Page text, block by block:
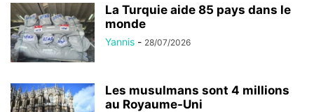
La Turquie aide 85 pays dans le
monde
Yannis - 28/07/2026
Les musulmans sont 4 millions
au Royaume-Uni